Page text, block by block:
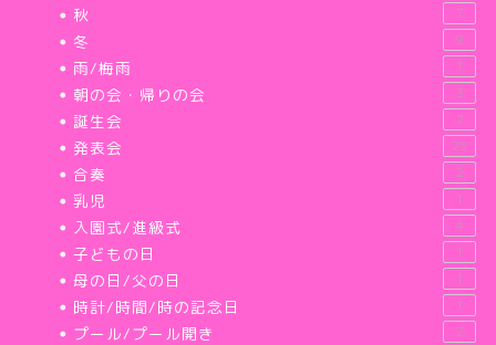
秋 7
冬 9
雨/梅雨 1
朝の会・帰りの会 3
誕生会 2
発表会 25
合奏 2
乳児 1
入園式/進級式 4
子どもの日 1
母の日/父の日 1
時計/時間/時の記念日 1
プール/プール開き 2